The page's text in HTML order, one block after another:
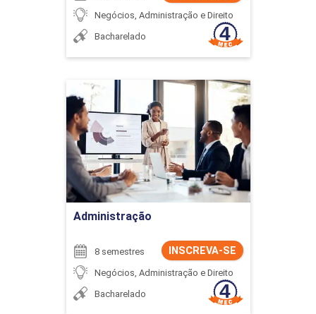
Negócios, Administração e Direito
Bacharelado
Administração
INSCREVA-SE
8 semestres
Negócios, Administração e Direito
Bacharelado
Administração
Detalhes do curso
Ir para Inscrição